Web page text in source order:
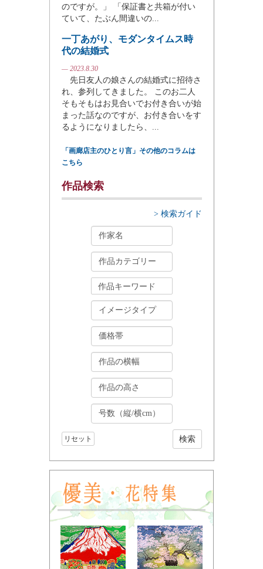
のですが。」 「保証書と共箱が付い
ていて、たぶん間違いの...
一丁あがり、モダンタイムス時
代の結婚式
— 2023.8.30
先日友人の娘さんの結婚式に招待さ
れ、参列してきました。 このお二人
そもそもはお見合いでお付き合いが始
まった話なのですが、お付き合いをす
るようになりましたら、...
「画廊店主のひとり言」その他のコラムは
こちら
作品検索
> 検索ガイド
リセット